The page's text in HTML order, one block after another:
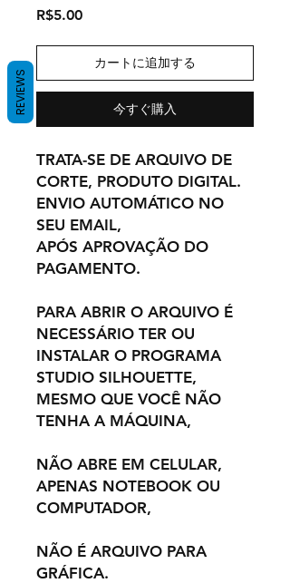
R$5.00価
カートに追加する
今すぐ購入
TRATA-SE DE ARQUIVO DE
CORTE, PRODUTO DIGITAL.
ENVIO AUTOMÁTICO NO
SEU EMAIL,
APÓS APROVAÇÃO DO
PAGAMENTO.
PARA ABRIR O ARQUIVO É
NECESSÁRIO TER OU
INSTALAR O PROGRAMA
STUDIO SILHOUETTE,
MESMO QUE VOCÊ NÃO
TENHA A MÁQUINA,
NÃO ABRE EM CELULAR,
APENAS NOTEBOOK OU
COMPUTADOR,
NÃO É ARQUIVO PARA
GRÁFICA.
REVIEWS